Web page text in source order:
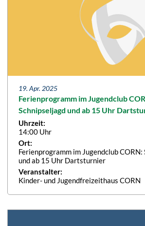
19. Apr. 2025
Ferienprogramm im Jugendclub
Schnipseljagd und ab 15 Uhr
Uhrzeit:
14:00 Uhr
Ort:
Ferienprogramm im Jugendclub CORN:
und ab 15 Uhr Dartsturnier
Veranstalter:
Kinder- und Jugendfreizeithaus CORN